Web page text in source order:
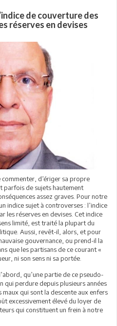
de couverture des
réserves en devises
d’ériger sa propre
parfois de sujets hautement
assez graves. Pour notre
indice sujet à controverses : l’indice
les réserves en devises. Cet indice
limité, est traité la plupart du
Aussi, revêt-il, alors, et pour
gouvernance, ou prend-il la
que les partisans de ce courant «
ni son sens ni sa portée.
qu’une partie de ce pseudo-
qui perdure depuis plusieurs années
qui sont la descente aux enfers
excessivement élevé du loyer de
qui constituent un frein à notre